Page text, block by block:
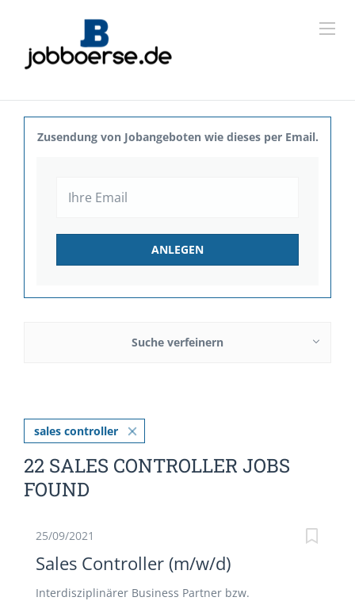
Zusendung von Jobangeboten wie dieses per Email.
Suche verfeinern
sales controller
22 SALES CONTROLLER JOBS
FOUND
25/09/2021
Sales Controller (m/w/d)
Interdisziplinärer Business Partner bzw.